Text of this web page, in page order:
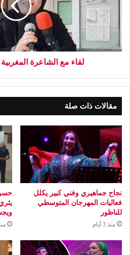
لقاء مع الشاعرة المغربية
مقالات ذات صلة
نجاح جماهيري وفني كبير يكلل
فعاليات المهرجان المتوسطي
للناظور
منذ 3 أيام منذ 4